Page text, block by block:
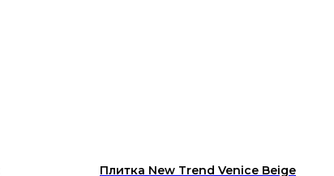
Плитка New Trend Venice Beige